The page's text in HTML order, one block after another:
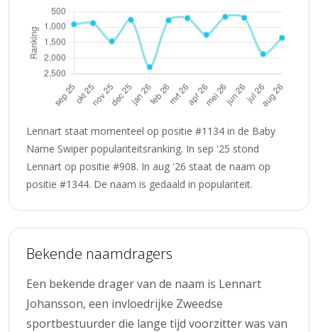
Lennart staat momenteel op positie #1134 in de Baby
Name Swiper populariteitsranking. In sep '25 stond
Lennart op positie #908. In aug '26 staat de naam op
positie #1344. De naam is gedaald in populariteit.
Bekende naamdragers
Een bekende drager van de naam is Lennart
Johansson, een invloedrijke Zweedse
sportbestuurder die lange tijd voorzitter was van